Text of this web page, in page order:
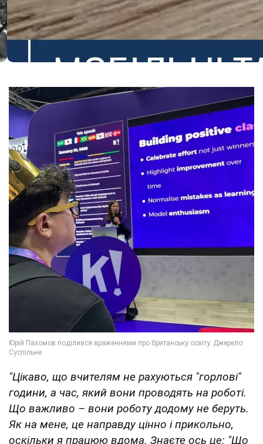
"Цікаво, що вчителям не рахуються "горлові"
години, а час, який вони проводять на роботі.
Що важливо – вони роботу додому не беруть.
Як на мене, це направду цінно і прикольно,
оскільки я працюю вдома. Знаєте ось це: "Що